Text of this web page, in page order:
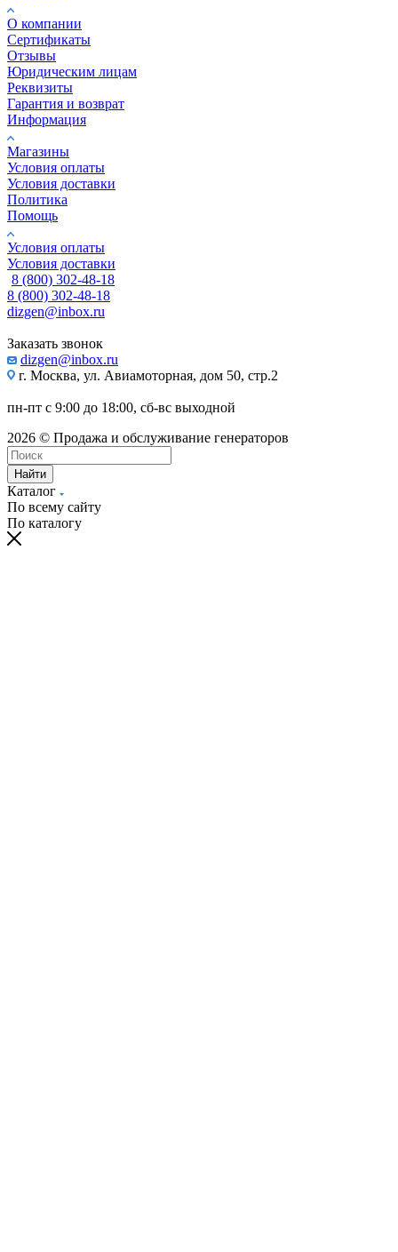
О компании
Сертификаты
Отзывы
Юридическим лицам
Реквизиты
Гарантия и возврат
Информация
Магазины
Условия оплаты
Условия доставки
Политика
Помощь
Условия оплаты
Условия доставки
8 (800) 302-48-18
8 (800) 302-48-18
dizgen@inbox.ru
Заказать звонок
dizgen@inbox.ru
г. Москва, ул. Авиамоторная, дом 50, стр.2
пн-пт с 9:00 до 18:00, сб-вс выходной
2026 © Продажа и обслуживание генераторов
Найти
Каталог
По всему сайту
По каталогу